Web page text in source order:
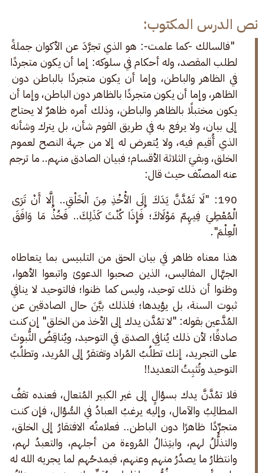
نص الدرس المكتوب:
"فالسالك -كما علمت-: هو الذي تجرَّدَ عن الأكوان جملةً
لطلب المقصد، وله أحكام في سلوكه: إما أن يكون متجردًا
في الظاهر والباطن، وإما أن يكون متجردًا بالباطن دون
الظاهر، وإما أن يكون متجردًا بالظاهر دون الباطن، وإما أن
يكون مختبلًا بالظاهر والباطن، وذلك أمره ظاهرٌ لا يحتاج
إلى بيان، ولا يرفع به في طريق القوم شأن، بل يترك وشأنه
الذي أُقيم فيه، ولا يُتعرض له إلا من جهة النصح لعموم
الخلق، وبقيَ الثلاثة الأقسام؛ فبيان الصادق منهم.. ما ترجم
عنه المصنّف حيث قال:
190: "لَا تَمُدَّنَّ يَدَكَ إِلَى الأْخْذِ مِنَ الْخَلْقِ.. إِلَّا أَنْ تَرَى
الْمُعْطِيَ فِيهِمّ مَوْلَاكَ؛ فَإِذَا كُنْتَ كَذَلِكَ.. فَخُذْ مَا وَافَقَ
الْعِلْمَ".
هذا معناه ظاهر في بيان الحق من التلبيس بما يتعاطاه
الجهَّال المفاليس، الذين صحبوا الدعوىٰ واتبعوا الأهوا،
وظنوا أن ذلك توحيد، وليس كما ظنوا؛ فالتوحيد لا ينافي
ثبوت السنة، بل يؤيدها؛ فلذلك بيَّنَ حال الصادقين عن
المُدَّعين بقوله: "لا تمُدَّن يدك إلى الأخذ من الخلق" إن كنت
صادقًا؛ لأن ذلك يُنافِي الصدق في التوحيد، ويُناقِضُ الثُّبوتَ
على التجريد، إنك تطلُبُ المُراد وتفتقرُ إلى المُريد، وتطلُبُ
التوحيد وتُثبِتُ التعديد!!
فلا تمُدَّنَّ يدك بسؤالٍ إلى غير الكبير المُتعال، فعنده تقفُ
المطالِبُ والآمال، وإليه يرغبُ العبادُ في السُّؤال، فإن كنت
متجرِّدًا ظاهرًا دون الباطن.. فعلامتُه الافتقارُ إلى الخلق،
والتذلُّلُ لهم، وابتِذالُ المُروءة من أجلهم، والتعبدُ لهم،
وانتظارُ ما يصدُرُ منهم وعنهم، فيمدحُهم لما يجريه الله له